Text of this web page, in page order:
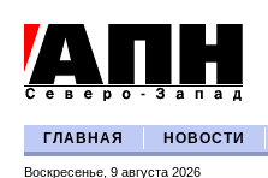
ГЛАВНАЯ НОВОСТИ
Воскресенье, 9 августа 2026